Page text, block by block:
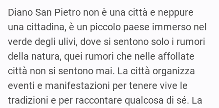
Diano San Pietro non è una città e neppure
una cittadina, è un piccolo paese immerso nel
verde degli ulivi, dove si sentono solo i rumori
della natura, quei rumori che nelle affollate
città non si sentono mai. La città organizza
eventi e manifestazioni per tenere vive le
tradizioni e per raccontare qualcosa di sé. La